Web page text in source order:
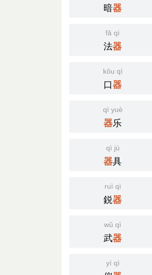
暗器
fǎ qì
法器
kǒu qì
口器
qì yuè
器乐
qì jù
器具
ruì qì
鋭器
wǔ qì
武器
yí qì